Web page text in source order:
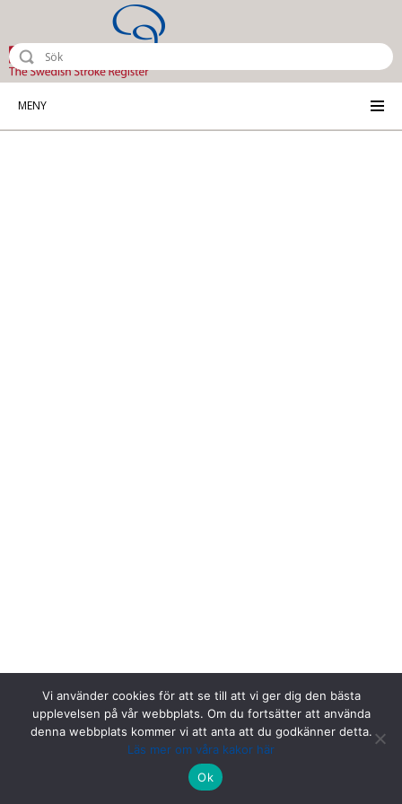
MENY
Riksstroke, Målpunkt PA rum 1013, Norrlands universitetssjukhus,
Vi använder cookies för att se till att vi ger dig den bästa
upplevelsen på vår webbplats. Om du fortsätter att använda
denna webbplats kommer vi att anta att du godkänner detta.
Läs mer om våra kakor här
Ok